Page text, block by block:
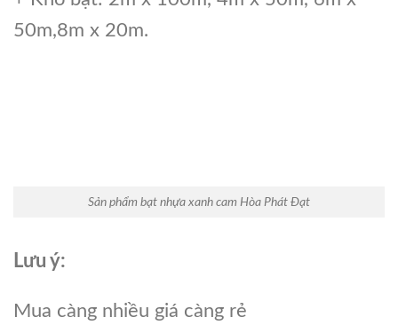
50m,8m x 20m.
Sản phẩm bạt nhựa xanh cam Hòa Phát Đạt
Lưu ý:
Mua càng nhiều giá càng rẻ